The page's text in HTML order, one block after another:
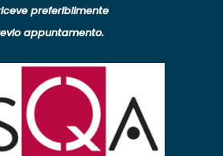
preferibilmente
appuntamento.